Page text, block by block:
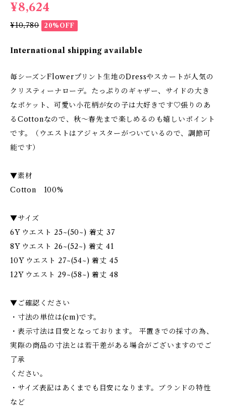
¥8,624
¥10,780 20%OFF
International shipping available
毎シーズンFlowerプリント生地のDressやスカートが人気の
クリスティーナローデ。たっぷりのギャザー、サイドの大き
なポケット、可愛い小花柄が女の子は大好きです♡張りのあ
るCottonなので、秋～春先まで楽しめるのも嬉しいポイント
です。（ウエストはアジャスターがついているので、調節可
能です）
▼素材
Cotton 100%
▼サイズ
6Y ウエスト 25~(50~) 着丈 37
8Y ウエスト 26~(52~) 着丈 41
10Y ウエスト 27~(54~) 着丈 45
12Y ウエスト 29~(58~) 着丈 48
▼ご確認ください
・寸法の単位は(cm)です。
・表示寸法は目安となっております。 平置きでの採寸の為、
実際の商品の寸法とは若干差がある場合がございますのでご
了承
ください。
・サイズ表記はあくまでも目安になります。ブランドの特性
など